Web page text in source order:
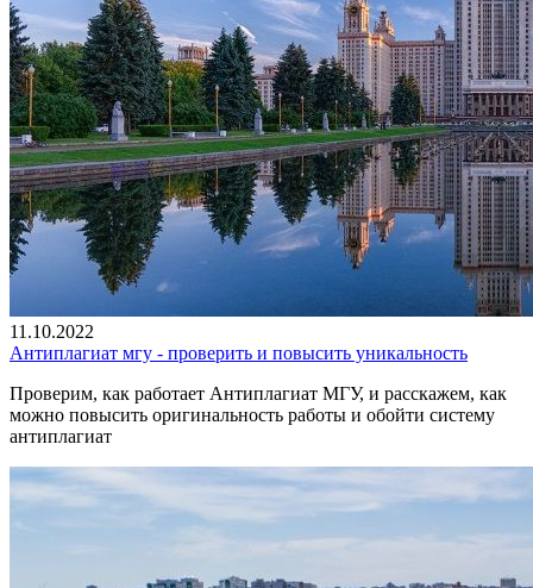
11.10.2022
Антиплагиат мгу - проверить и повысить уникальность
Проверим, как работает Антиплагиат МГУ, и расскажем, как
можно повысить оригинальность работы и обойти систему
антиплагиат